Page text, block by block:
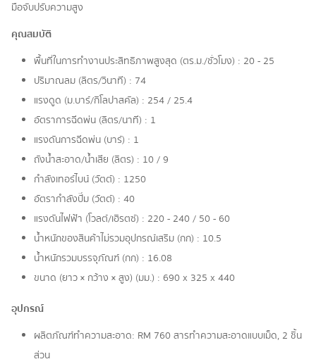
มือจับปรับความสูง
คุณสมบัติ
พื้นที่ในการทำงานประสิทธิภาพสูงสุด (ตร.ม./ชั่วโมง) : 20 - 25
ปริมาณลม (ลิตร/วินาที) : 74
แรงดูด (ม.บาร์/กิโลปาสคัล) : 254 / 25.4
อัตราการฉีดพ่น (ลิตร/นาที) : 1
แรงดันการฉีดพ่น (บาร์) : 1
ถังน้ำสะอาด/น้ำเสีย (ลิตร) : 10 / 9
กำลังเทอร์ไบน์ (วัตต์) : 1250
อัตรากำลังปั๊ม (วัตต์) : 40
แรงดันไฟฟ้า (โวลต์/เฮิรตซ์) : 220 - 240 / 50 - 60
น้ำหนักของสินค้าไม่รวมอุปกรณ์เสริม (กก) : 10.5
น้ำหนักรวมบรรจุภัณฑ์ (กก) : 16.08
ขนาด (ยาว × กว้าง × สูง) (มม.) : 690 x 325 x 440
อุปกรณ์
ผลิตภัณฑ์ทำความสะอาด: RM 760 สารทำความสะอาดแบบเม็ด, 2 ชิ้น
ส่วน